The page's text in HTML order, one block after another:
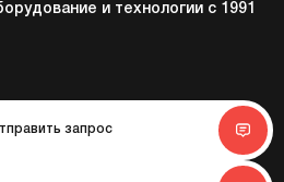
и технологии с 1991
запрос